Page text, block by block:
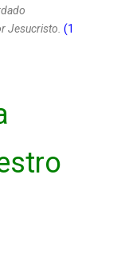
Jesucristo. (1